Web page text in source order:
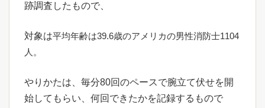
跡調査したもので、
対象は平均年齢は39.6歳のアメリカの男性消防士1104
人。
やりかたは、毎分80回のペースで腕立て伏せを開
始してもらい、何回できたかを記録するもので